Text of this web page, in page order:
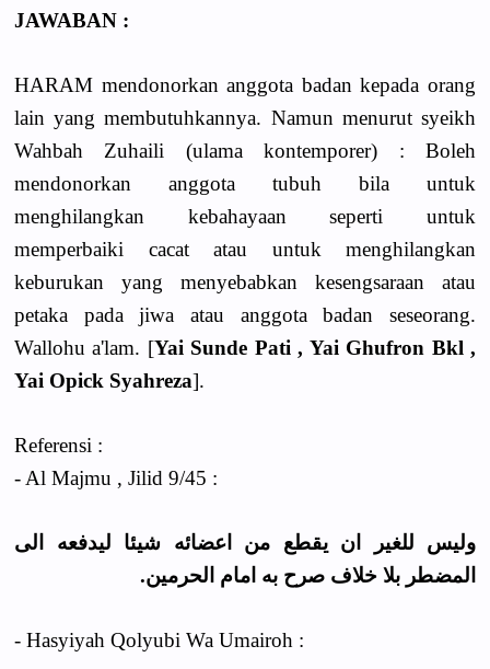
JAWABAN :
HARAM mendonorkan anggota badan kepada orang
lain yang membutuhkannya. Namun menurut syeikh
Wahbah Zuhaili (ulama kontemporer) : Boleh
mendonorkan anggota tubuh bila untuk
menghilangkan kebahayaan seperti untuk
memperbaiki cacat atau untuk menghilangkan
keburukan yang menyebabkan kesengsaraan atau
petaka pada jiwa atau anggota badan seseorang.
Wallohu a'lam. [Yai Sunde Pati , Yai Ghufron Bkl ,
Yai Opick Syahreza].
Referensi :
- Al Majmu , Jilid 9/45 :
وليس للغير ان يقطع من اعضائه شيئا ليدفعه الى
المضطر بلا خلاف صرح به امام الحرمين.
- Hasyiyah Qolyubi Wa Umairoh :